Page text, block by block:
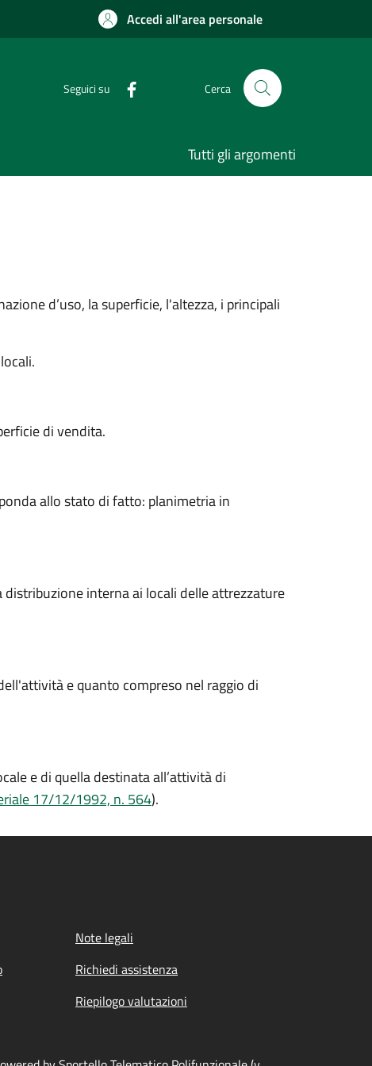
Accedi all'area personale
Seguici su Cerca
Tutti gli argomenti
d’uso, la superficie, l'altezza, i principali
di vendita.
allo stato di fatto: planimetria in
interna ai locali delle attrezzature
e quanto compreso nel raggio di
e di quella destinata all’attività di
17/12/1992, n. 564).
Note legali
Richiedi assistenza
Riepilogo valutazioni